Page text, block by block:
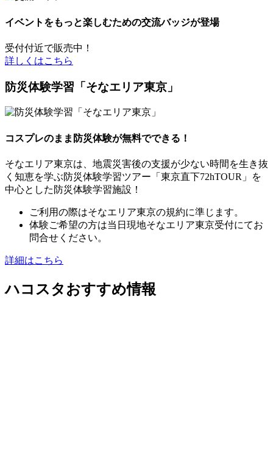
イベントをもっと楽しむための交流バッジが登場
受付付近で販売中！
詳しくはこちら
防災体験学習「そなエリア東京」
コスプレのまま防災体験が無料でできる！
そなエリア東京は、地震災害後の支援が少ない時間を生き抜
く知恵を学ぶ防災体験学習ツアー「東京直下72hTOUR」を
中心とした防災体験学習施設！
ご利用の際はそなエリア東京の規約に準じます。
体験ご希望の方は当日現地そなエリア東京受付にてお
問合せください。
詳細はこちら
ハコスタおすすめ情報